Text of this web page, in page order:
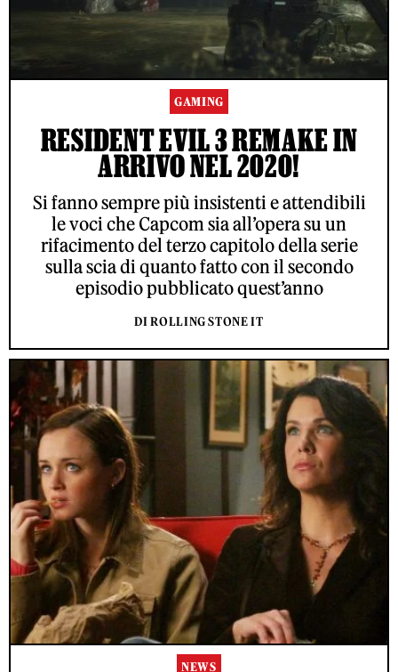
GAMING
RESIDENT EVIL 3 REMAKE IN
ARRIVO NEL 2020!
Si fanno sempre più insistenti e attendibili
le voci che Capcom sia all’opera su un
rifacimento del terzo capitolo della serie
sulla scia di quanto fatto con il secondo
episodio pubblicato quest’anno
DI ROLLING STONE IT
NEWS